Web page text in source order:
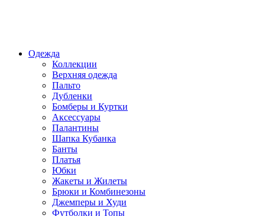
Одежда
Коллекции
Верхняя одежда
Пальто
Дубленки
Бомберы и Куртки
Аксессуары
Палантины
Шапка Кубанка
Банты
Платья
Юбки
Жакеты и Жилеты
Брюки и Комбинезоны
Джемперы и Худи
Футболки и Топы